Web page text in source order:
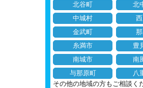
北谷町
北
中城村
金武町
糸満市
豊
南城市
南
与那原町
八
その他の地域の方もご相談く